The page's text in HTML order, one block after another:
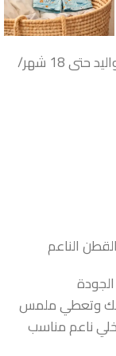
18 شهر
/
الناعم
وتعطي ملمس
ناعم مناسب